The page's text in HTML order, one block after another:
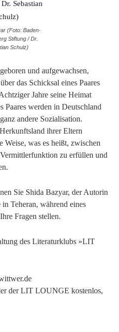
(Foto: Baden-
Stiftung / Dr.
Schulz)
und aufgewachsen,
das Schicksal eines Paares
Jahre seine Heimat
Paares werden in Deutschland
andere Sozialisation.
ihrer Eltern
Weise, was es heißt, zwischen
zu erfüllen und
Sie Shida Bazyar, der Autorin
in Teheran, während eines
Fragen stellen.
des Literaturklubs »LIT
der LIT LOUNGE kostenlos,